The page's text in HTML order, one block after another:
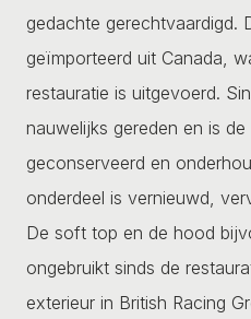
gedachte gerechtvaardigd.
geïmporteerd uit Canada,
restauratie is uitgevoerd.
nauwelijks gereden en is
geconserveerd en
onderdeel is vernieuwd,
De soft top en de hood
ongebruikt sinds de
exterieur in British Racing